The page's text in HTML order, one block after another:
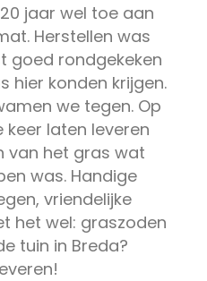
jaar wel toe aan
Herstellen was
goed rondgekeken
hier konden krijgen.
we tegen. Op
laten leveren
van het gras wat
was. Handige
vriendelijke
het wel: graszoden
tuin in Breda?